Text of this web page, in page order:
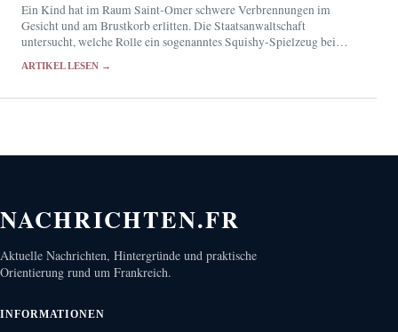
Ein Kind hat im Raum Saint-Omer schwere Verbrennungen im
Gesicht und am Brustkorb erlitten. Die Staatsanwaltschaft
untersucht, welche Rolle ein sogenanntes Squishy-Spielzeug bei
ARTIKEL LESEN →
NACHRICHTEN.FR
Aktuelle Nachrichten, Hintergründe und praktische
Orientierung rund um Frankreich.
INFORMATIONEN